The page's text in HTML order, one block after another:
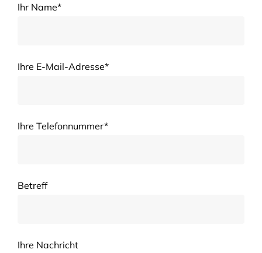
Ihr Name*
Ihre E-Mail-Adresse*
Ihre Telefonnummer*
Betreff
Ihre Nachricht